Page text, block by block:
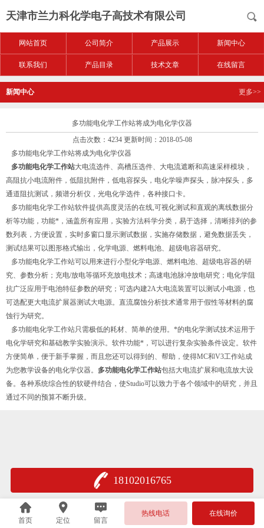
天津市兰力科化学电子高技术有限公司
网站首页 公司简介 产品展示 新闻中心
联系我们 产品目录 技术文章 在线留言
新闻中心 更多>>
多功能电化学工作站将成为电化学仪器
点击次数：4234 更新时间：2018-05-08
多功能电化学工作站将成为电化学仪器
多功能电化学工作站大电流选件、高槽压选件、大电流遮断和高速采样模块，
高阻抗小电流附件，低阻抗附件，低电容探头，电化学噪声探头，脉冲探头，多
通道阻抗测试，频谱分析仪，光电化学选件，各种接口卡。
多功能电化学工作站软件提供高度灵活的在线,可视化测试和直观的离线数据分
析等功能，功能*，涵盖所有应用，实验方法科学分类，易于选择，清晰排列的参
数列表，方便设置，实时多窗口显示测试数据，实施存储数据，避免数据丢失，
测试结果可以图形格式输出，化学电源、燃料电池、超级电容器研究。
多功能电化学工作站可以用来进行小型化学电源、燃料电池、超级电容器的研
究、参数分析；充电/放电等循环充放电技术；高速电池脉冲放电研究；电化学阻
抗广泛应用于电池特征参数的研究；可选内建2A大电流装置可以测试小电源，也
可选配更大电流扩展器测试大电源。直流腐蚀分析技术通常用于假性等材料的腐
蚀行为研究。
多功能电化学工作站只需极低的耗材、简单的使用。*的电化学测试技术运用于
电化学研究和基础教学实验演示。软件功能*，可以进行复杂实验条件设定。软件
方便简单，便于新手掌握，而且您还可以得到的、帮助，使得MC和V3工作站成
为您教学设备的电化学仪器。 多功能电化学工作站包括大电流扩展和电流放大设
备。各种系统综合性的软硬件结合，使Studio可以致力于各个领域中的研究，并且
通过不同的预算不断升级。
18102016765
首页 定位 留言
热线电话 在线询价